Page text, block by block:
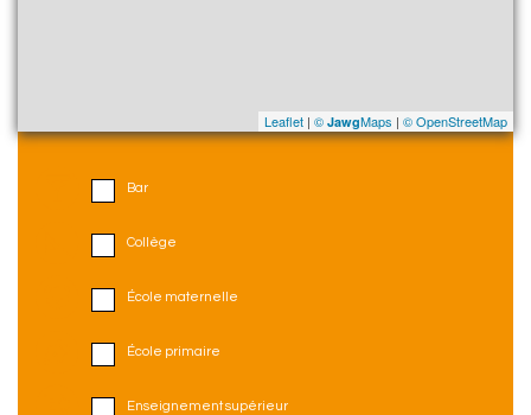
Leaflet | © JawgMaps | © OpenStreetMap
Bar
Collège
École maternelle
École primaire
Enseignement supérieur